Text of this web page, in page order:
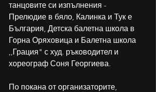
танцовите си изпълнения -
Прелюдие в бяло, Калинка и Тук е
България, Детска балетна школа в
Горна Оряховица и Балетна школа
,,Грация" с худ. ръководител и
хореограф Соня Георгиева.
По покана от организаторите,